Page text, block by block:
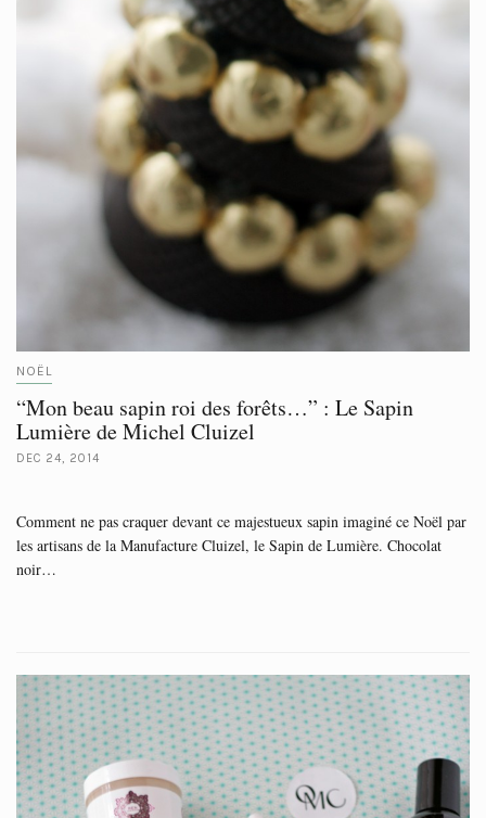
NOËL
“Mon beau sapin roi des forêts…” : Le Sapin
Lumière de Michel Cluizel
DEC 24, 2014
Comment ne pas craquer devant ce majestueux sapin imaginé ce Noël par
les artisans de la Manufacture Cluizel, le Sapin de Lumière. Chocolat
noir…